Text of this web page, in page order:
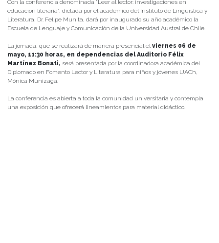
Con la conferencia denominada “Leer al lector: investigaciones en
educación literaria”, dictada por el académico del Instituto de Lingüística y
Literatura, Dr. Felipe Munita, dará por inaugurado su año académico la
Escuela de Lenguaje y Comunicación de la Universidad Austral de Chile.
La jornada, que se realizará de manera presencial elviernes 06 de
mayo, 11:30 horas, en dependencias del Auditorio Félix
Martínez Bonati, será presentada por la coordinadora académica del
Diplomado en Fomento Lector y Literatura para niños y jóvenes UACh,
Mónica Munizaga.
La conferencia es abierta a toda la comunidad universitaria y contempla
una exposición que ofrecerá lineamientos para material didáctico.